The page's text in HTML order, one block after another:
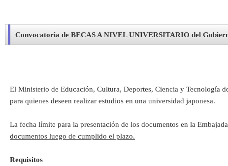
Convocatoria de BECAS A NIVEL UNIVERSITARIO del
El Ministerio de Educación, Cultura, Deportes, Ciencia y Tecnología
para quienes deseen realizar estudios en una universidad japonesa.
La fecha límite para la presentación de los documentos en la
documentos luego de cumplido el plazo.
Requisitos